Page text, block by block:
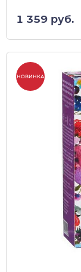
1 359 руб.
НОВИНКА